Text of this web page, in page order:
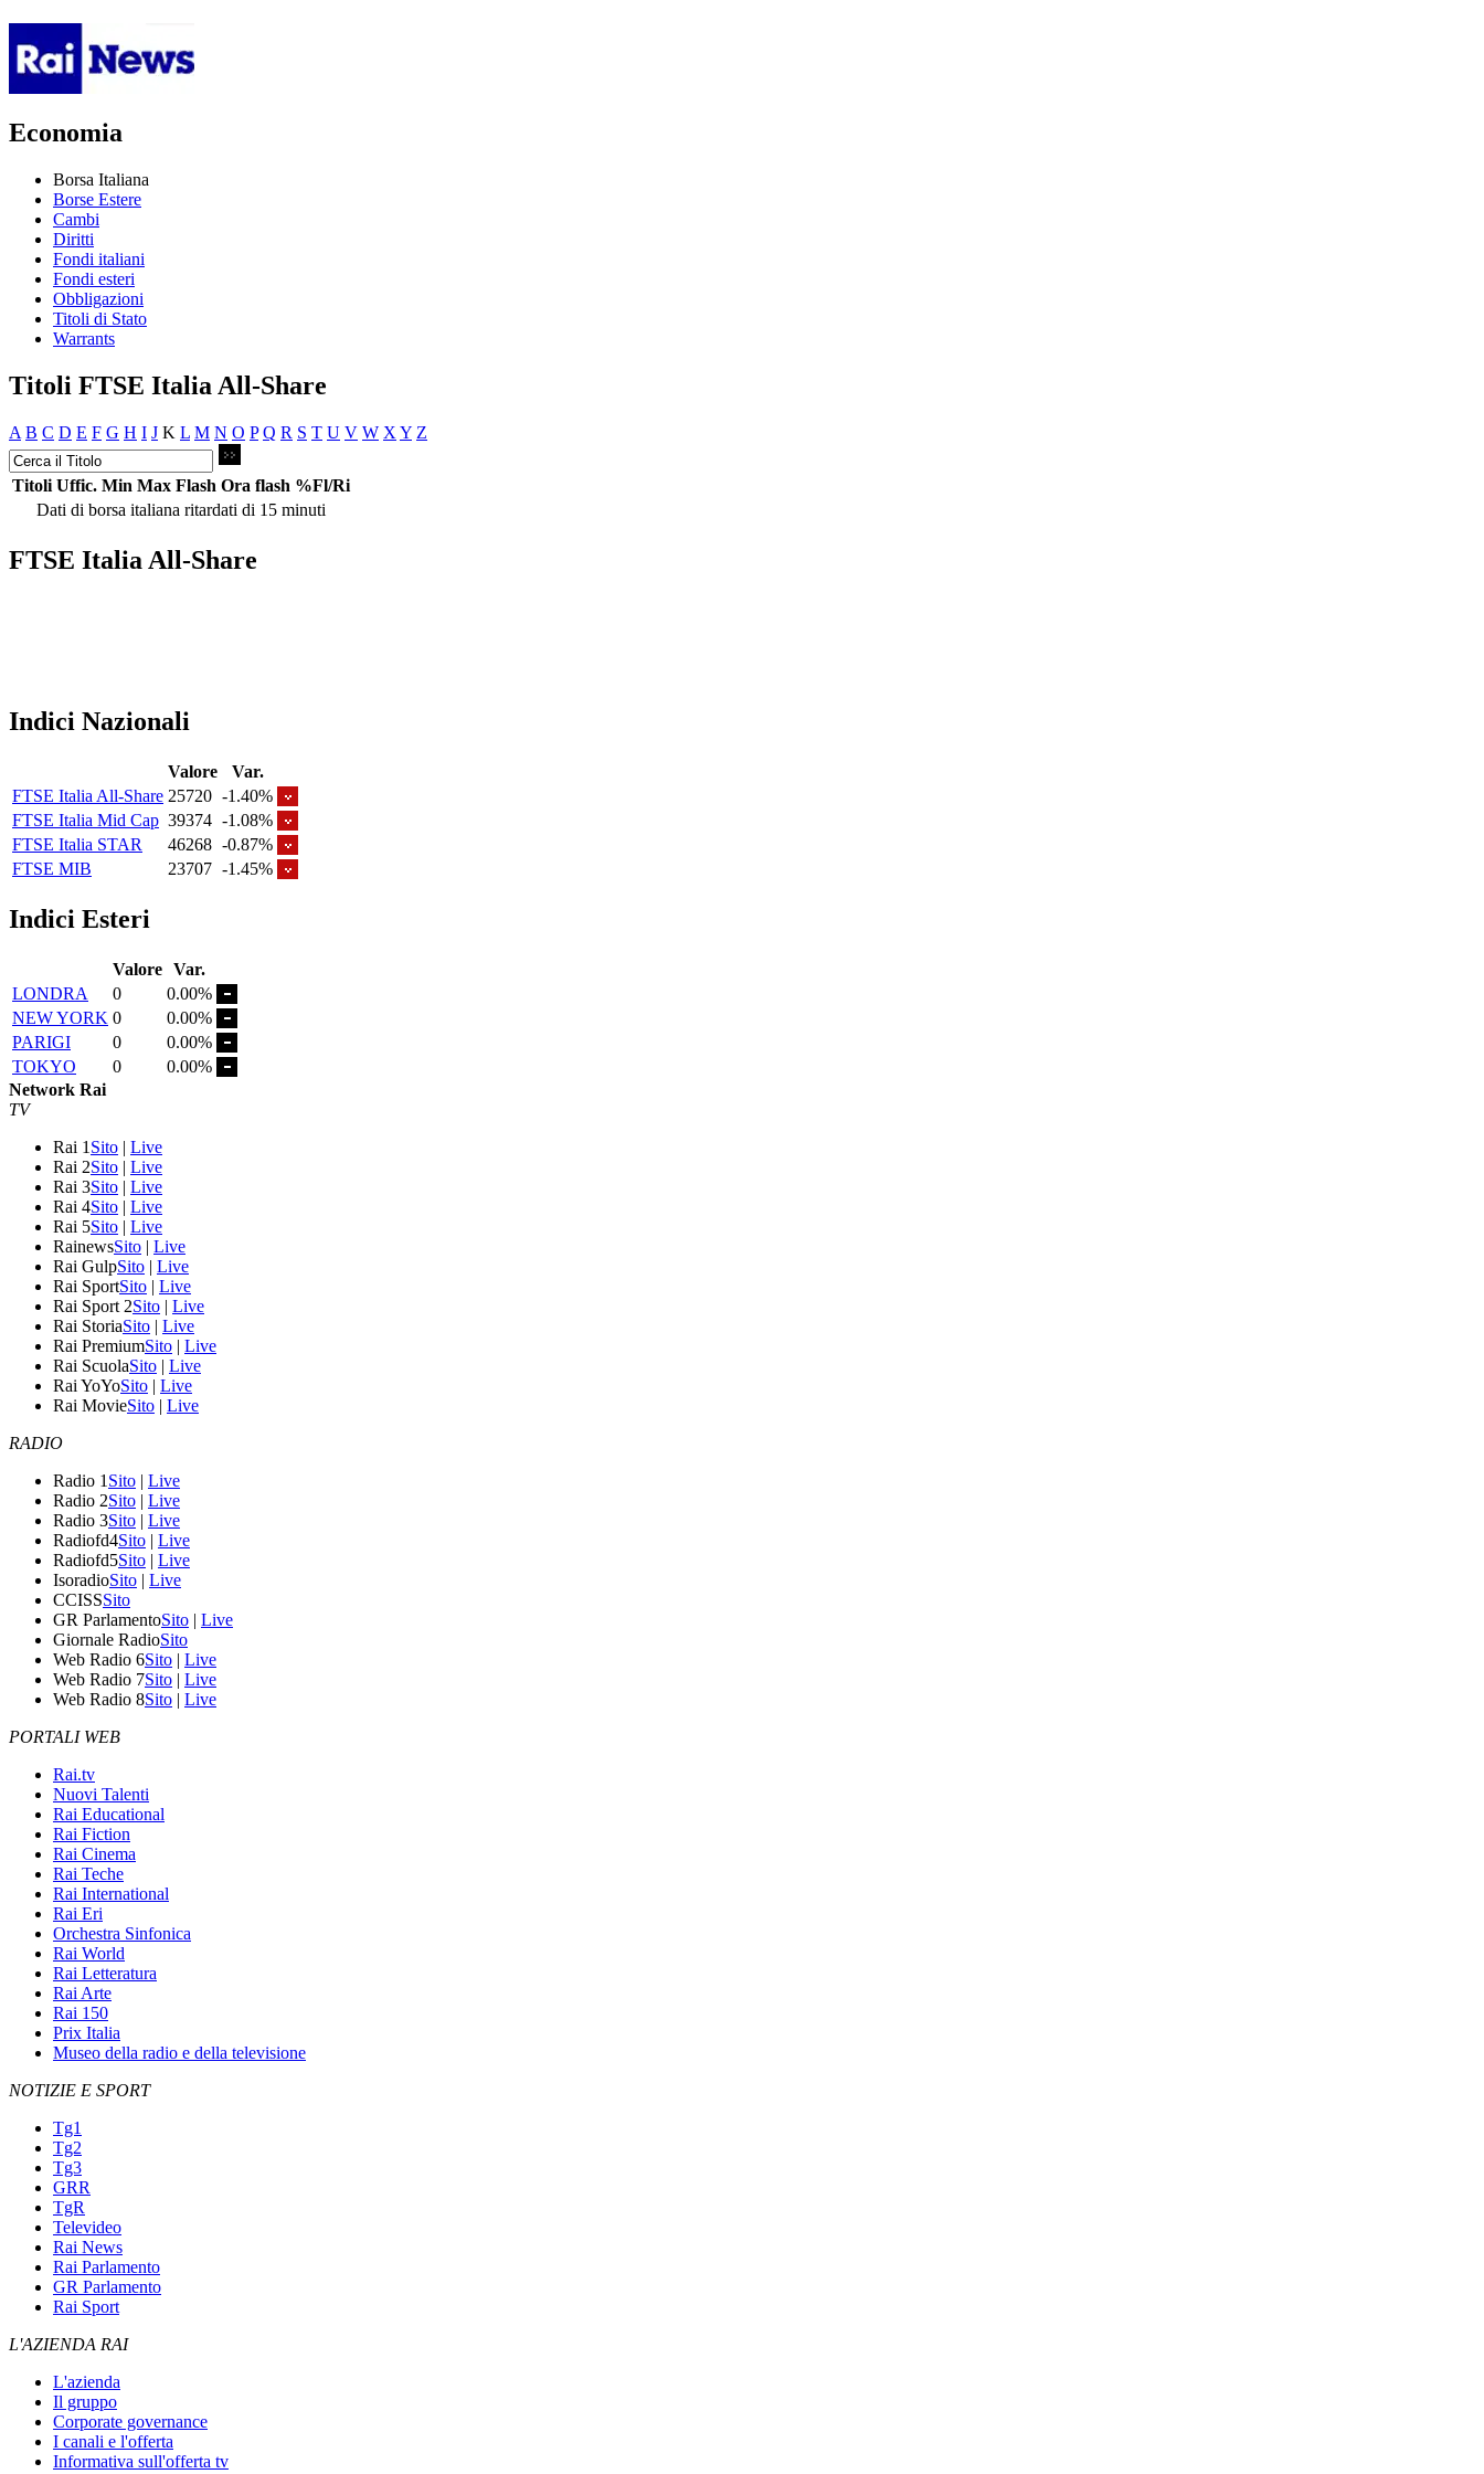
Economia
Borsa Italiana
Borse Estere
Cambi
Diritti
Fondi italiani
Fondi esteri
Obbligazioni
Titoli di Stato
Warrants
Titoli FTSE Italia All-Share
A B C D E F G H I J K L M N O P Q R S T U V W X Y Z
Titoli Uffic. Min Max Flash Ora flash %Fl/Ri
Dati di borsa italiana ritardati di 15 minuti
FTSE Italia All-Share
Indici Nazionali
Valore
Var.
FTSE Italia All-Share 25720 -1.40%
FTSE Italia Mid Cap 39374 -1.08%
FTSE Italia STAR
46268 -0.87%
FTSE MIB
23707 -1.45%
Indici Esteri
Valore Var.
LONDRA
0
0.00%
NEW YORK 0
0.00%
PARIGI
0
0.00%
TOKYO
0
0.00%
Network Rai
TV
Rai 1 Sito | Live
Rai 2Sito | Live
Rai 3Sito | Live
Rai 4Sito | Live
Rai 5Sito | Live
RainewsSito | Live
Rai GulpSito | Live
Rai SportSito | Live
Rai Sport 2Sito | Live
Rai StoriaSito | Live
Rai PremiumSito | Live
Rai ScuolaSito | Live
Rai YoYoSito | Live
Rai MovieSito | Live
RADIO
Radio 1 Sito | Live
Radio 2Sito | Live
Radio 3Sito | Live
Radiofd4Sito | Live
Radiofd5Sito | Live
IsoradioSito | Live
CCISSSito
GR ParlamentoSito | Live
Giornale RadioSito
Web Radio 6Sito | Live
Web Radio 7Sito | Live
Web Radio 8Sito | Live
PORTALI WEB
Rai.tv
Nuovi Talenti
Rai Educational
Rai Fiction
Rai Cinema
Rai Teche
Rai International
Rai Eri
Orchestra Sinfonica
Rai World
Rai Letteratura
Rai Arte
Rai 150
Prix Italia
Museo della radio e della televisione
NOTIZIE E SPORT
Tg1
Tg2
Tg3
GRR
TgR
Televideo
Rai News
Rai Parlamento
GR Parlamento
Rai Sport
L'AZIENDA RAI
L'azienda
Il gruppo
Corporate governance
I canali e l'offerta
Informativa sull'offerta tv